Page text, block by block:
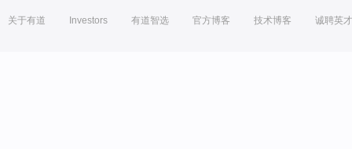
关于有道 Investors 有道智选 官方博客 技术博客 诚聘英才